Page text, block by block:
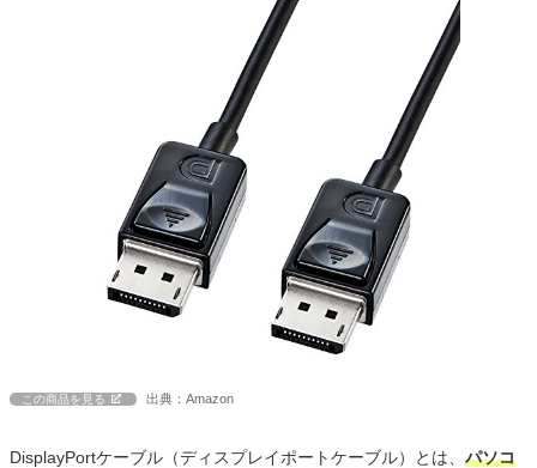
この商品を見る 出典：Amazon
DisplayPortケーブル（ディスプレイポートケーブル）とは、 パソコ